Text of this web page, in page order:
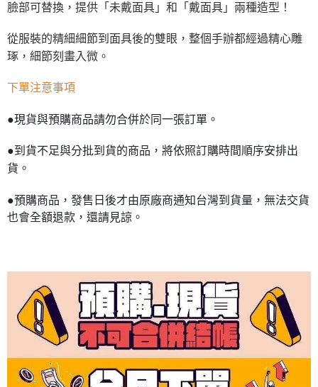
臉部可替換，提供「未戴面具」和「戴面具」兩種造型！
從服裝的精細細節到面具後的雙眼，整個手辦都經過精心雕
琢，細節刻畫入微。
下單注意事項
●現貨與預購商品請勿合併於同一張訂單。
●到貨不足與分批到貨的商品，將依照訂購時間順序安排出
貨。
●預購商品，發售日後才由原廠商通知台灣到貨量，無法交貨
也會全額退款，還請見諒。